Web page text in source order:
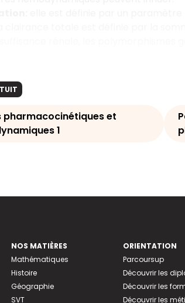
pharmacocinétiques et
1
NOS MATIÈRES
Mathématiques
Histoire
Géographie
SVT
ORIENTATION
Parcoursup
Découvrir les
Découvrir les
Découvrir les